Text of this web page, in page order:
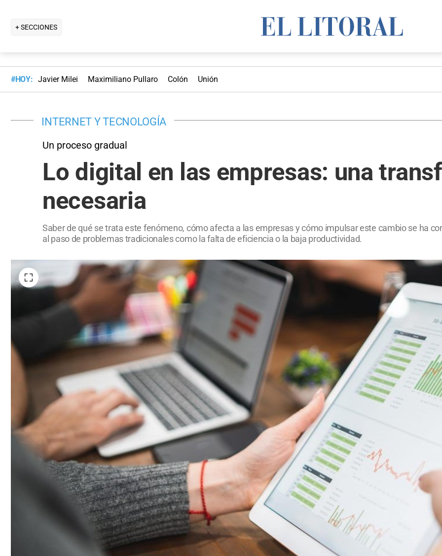
+ SECCIONES
#HOY: Javier Milei Maximiliano Pullaro Colón Unión
INTERNET Y TECNOLOGÍA
Un proceso gradual
Lo digital en las empresas: una
necesaria
Saber de qué se trata este fenómeno, cómo afecta a las empresas y cómo impulsar este cambio se ha
al paso de problemas tradicionales como la falta de eficiencia o la baja productividad.